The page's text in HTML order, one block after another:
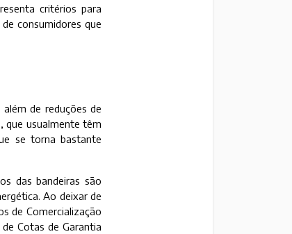
critérios para
consumidores que
de reduções de
que usualmente têm
se torna bastante
das bandeiras são
Ao deixar de
de Comercialização
Cotas de Garantia